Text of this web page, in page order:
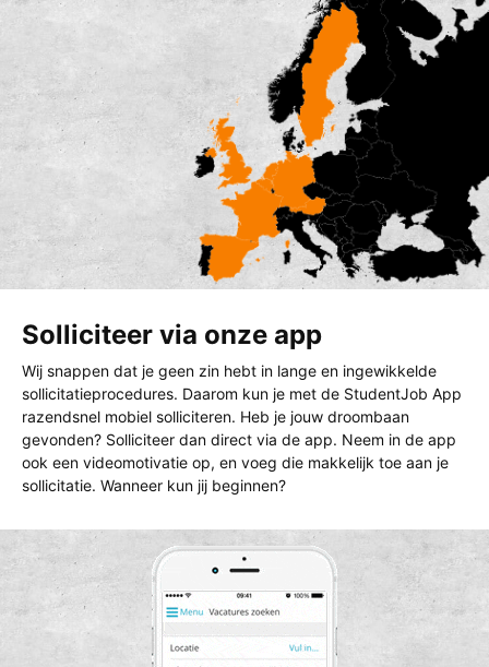
Solliciteer via onze app
Wij snappen dat je geen zin hebt in lange en ingewikkelde
sollicitatieprocedures. Daarom kun je met de StudentJob App
razendsnel mobiel solliciteren. Heb je jouw droombaan
gevonden? Solliciteer dan direct via de app. Neem in de app
ook een videomotivatie op, en voeg die makkelijk toe aan je
sollicitatie. Wanneer kun jij beginnen?